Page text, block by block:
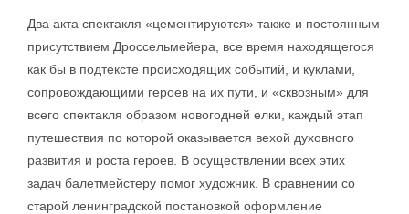
Два акта спектакля «цементируются» также и постоянным
присутствием Дроссельмейера, все время находящегося
как бы в подтексте происходящих событий, и куклами,
сопровождающими героев на их пути, и «сквозным» для
всего спектакля образом новогодней елки, каждый этап
путешествия по которой оказывается вехой духовного
развития и роста героев. В осуществлении всех этих
задач балетмейстеру помог художник. В сравнении со
старой ленинградской постановкой оформление